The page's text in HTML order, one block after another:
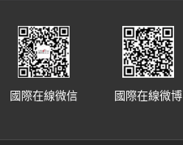
國際在線微博
國際在線微信